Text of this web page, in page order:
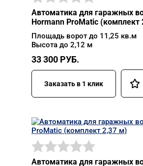
Автоматика для гаражных
Hormann ProMatic (комплект
Площадь ворот до 11,25 кв.м
Высота до 2,12 м
33 300 РУБ.
Заказать в 1 клик
Автоматика для гаражных